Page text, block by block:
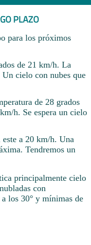
PLAZO
para los próximos
de 21 km/h. La
cielo con nubes que
de 28 grados
h. Se espera un cielo
a 20 km/h. Una
Tendremos un
principalmente cielo
con
los 30° y mínimas de